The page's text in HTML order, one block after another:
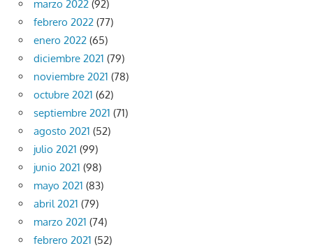
marzo 2022 (92)
febrero 2022 (77)
enero 2022 (65)
diciembre 2021 (79)
noviembre 2021 (78)
octubre 2021 (62)
septiembre 2021 (71)
agosto 2021 (52)
julio 2021 (99)
junio 2021 (98)
mayo 2021 (83)
abril 2021 (79)
marzo 2021 (74)
febrero 2021 (52)